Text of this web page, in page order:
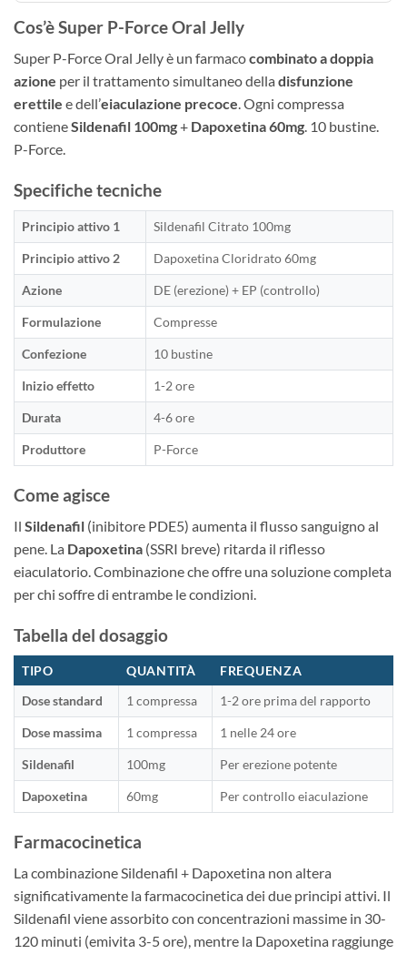
Cos’è Super P-Force Oral Jelly
Super P-Force Oral Jelly è un farmacocombinato a doppia
azione per il trattamento simultaneo della disfunzione
erettile e dell’eiaculazione precoce. Ogni compressa
contieneSildenafil 100mg+ Dapoxetina 60mg. 10 bustine.
P-Force.
Specifiche tecniche
Principio attivo 1 Sildenafil Citrato 100mg
Principio attivo 2 Dapoxetina Cloridrato 60mg
Azione DE (erezione) + EP (controllo)
Formulazione Compresse
Confezione 10 bustine
Inizio effetto 1-2 ore
Durata 4-6 ore
Produttore P-Force
Come agisce
Il Sildenafil (inibitore PDE5) aumenta il flusso sanguigno al
pene. La Dapoxetina (SSRI breve) ritarda il riflesso
eiaculatorio. Combinazione che offre una soluzione completa
per chi soffre di entrambe le condizioni.
Tabella del dosaggio
TIPO QUANTITÀ
FREQUENZA
Dose standard
1 compressa 1-2 ore prima del rapporto
Dose massima 1 compressa 1 nelle 24 ore
Sildenafil 100mg Per erezione potente
Dapoxetina 60mg Per controllo eiaculazione
Farmacocinetica
La combinazione Sildenafil + Dapoxetina non altera
significativamente la farmacocinetica dei due principi attivi. Il
Sildenafil viene assorbito con concentrazioni massime in 30-
120 minuti (emivita 3-5 ore), mentre la Dapoxetina raggiunge